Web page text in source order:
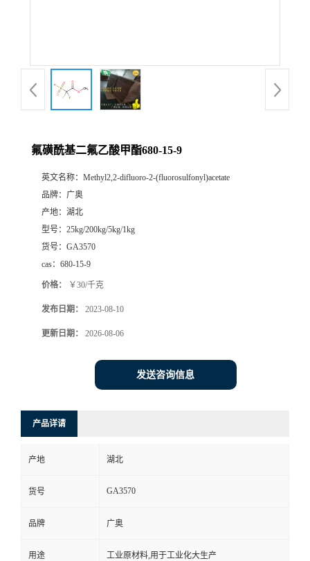
氟磺酰基二氟乙酸甲酯680-15-9
英文名称： Methyl2,2-difluoro-2-(fluorosulfonyl)acetate
品牌： 广奥
产地： 湖北
型号： 25kg/200kg/5kg/1kg
货号： GA3570
cas： 680-15-9
价格： ￥30/千克
发布日期： 2023-08-10
更新日期： 2026-08-06
发送咨询信息
产品详请
产地 湖北
货号 GA3570
品牌 广奥
用途 工业原材料,用于工业化大生产